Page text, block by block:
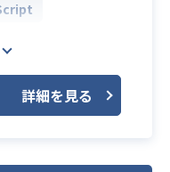
用いた開発の経験
の経験
を利用して横断機
へのICTシステム提
経験1年以上
開発経験1年以上
詳細を見る